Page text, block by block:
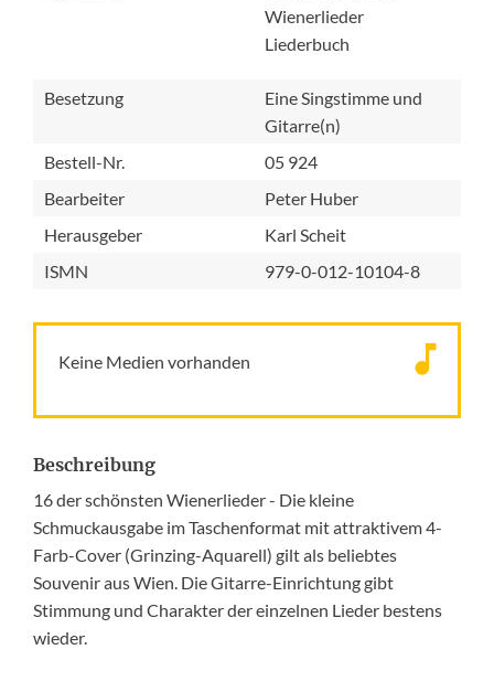
Wienerlieder
Liederbuch
Besetzung
Eine Singstimme und
Gitarre(n)
Bestell-Nr.
05 924
Bearbeiter
Peter Huber
Herausgeber
Karl Scheit
ISMN
979-0-012-10104-8
Keine Medien vorhanden
Beschreibung
16 der schönsten Wienerlieder - Die kleine
Schmuckausgabe im Taschenformat mit attraktivem 4-
Farb-Cover (Grinzing-Aquarell) gilt als beliebtes
Souvenir aus Wien. Die Gitarre-Einrichtung gibt
Stimmung und Charakter der einzelnen Lieder bestens
wieder.